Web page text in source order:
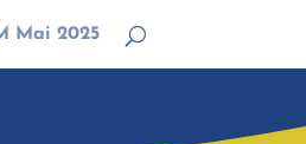
Mai 2025